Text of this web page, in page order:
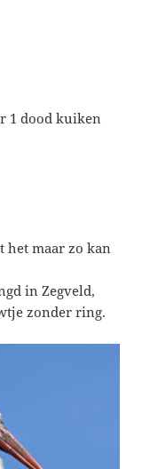
1 dood kuiken
het maar zo kan
in Zegveld,
zonder ring.